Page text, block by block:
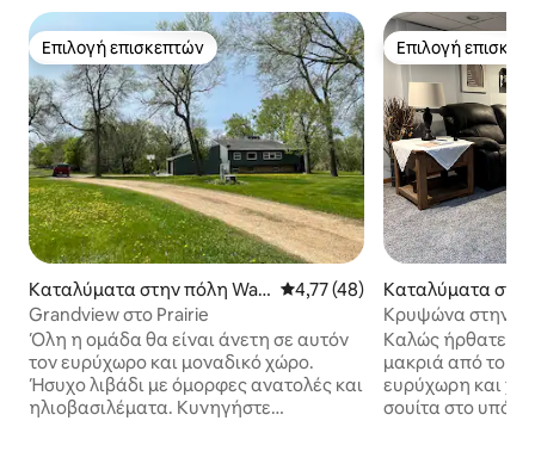
Επιλογή επισκεπτών
Επιλογή επισκεπτών
Καταλύματα στην πόλη Wal
nut Grove
Μέση βαθμολογία: 4,77 στα 5,
4,77 (48)
Grandview στο Prairie
Όλη η ομάδα θα είναι άνετη σε αυτόν
τον ευρύχωρο και μοναδικό χώρο.
Ήσυχο λιβάδι με όμορφες ανατολές και
ηλιοβασιλέματα. Κυνηγήστε
Επιλογή
Επιλογή
Καταλύματα
ntain Lake
Κρυψώνα στην
Καλώς ήρθατε
μακριά από το
ευρύχωρη και
σουίτα στο